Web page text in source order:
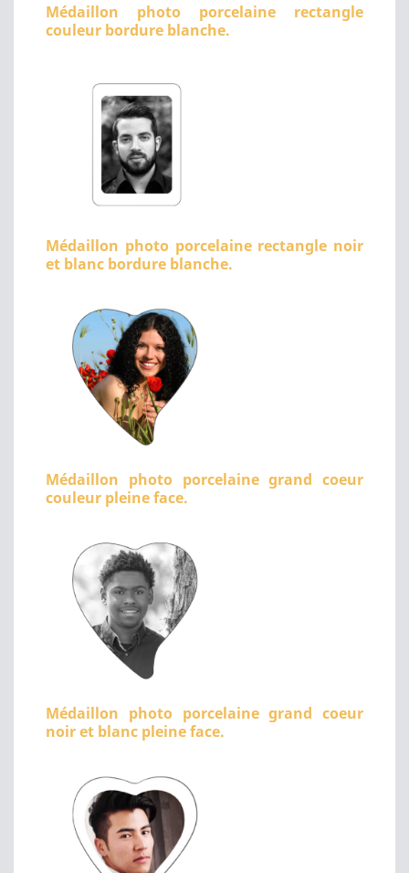
Médaillon photo porcelaine rectangle
couleur bordure blanche.
Médaillon photo porcelaine rectangle noir
et blanc bordure blanche.
Médaillon photo porcelaine grand coeur
couleur pleine face.
Médaillon photo porcelaine grand coeur
noir et blanc pleine face.